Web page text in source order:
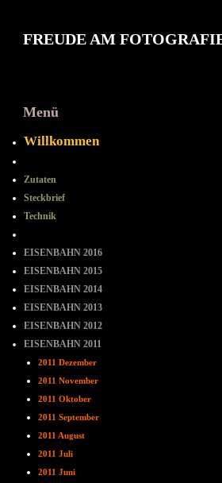
FREUDE AM
Menü
Willkommen
Zutaten
Steckbrief
Technik
EISENBAHN 2016
EISENBAHN 2015
EISENBAHN 2014
EISENBAHN 2013
EISENBAHN 2012
EISENBAHN 2011
2011 Dezember
2011 November
2011 Oktober
2011 September
2011 August
2011 Juli
2011 Juni